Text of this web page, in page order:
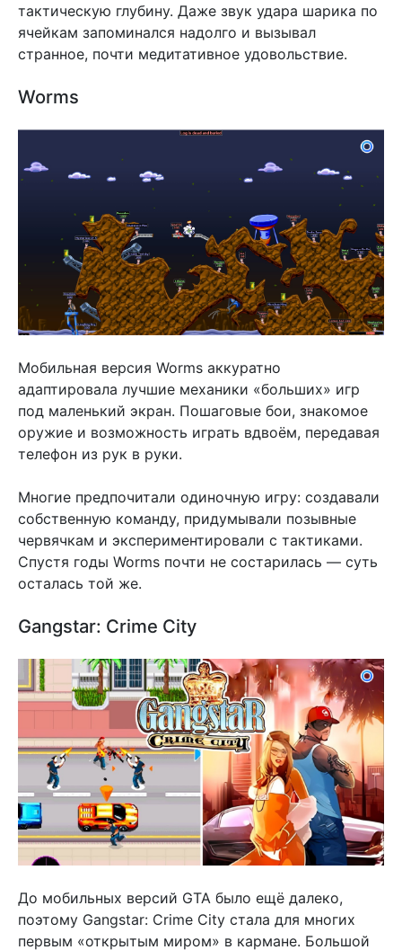
тактическую глубину. Даже звук удара шарика по
ячейкам запоминался надолго и вызывал
странное, почти медитативное удовольствие.
Worms
Мобильная версия Worms аккуратно
адаптировала лучшие механики «больших» игр
под маленький экран. Пошаговые бои, знакомое
оружие и возможность играть вдвоём, передавая
телефон из рук в руки.
Многие предпочитали одиночную игру: создавали
собственную команду, придумывали позывные
червячкам и экспериментировали с тактиками.
Спустя годы Worms почти не состарилась — суть
осталась той же.
Gangstar: Crime City
До мобильных версий GTA было ещё далеко,
поэтому Gangstar: Crime City стала для многих
первым «открытым миром» в кармане. Большой